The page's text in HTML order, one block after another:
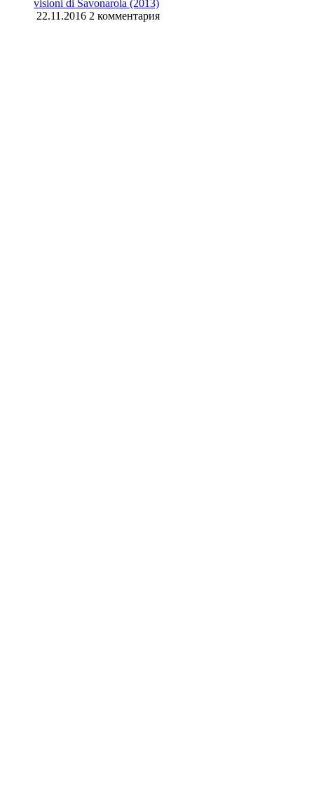
visioni di Savonarola (2013)
22.11.2016 2 комментария